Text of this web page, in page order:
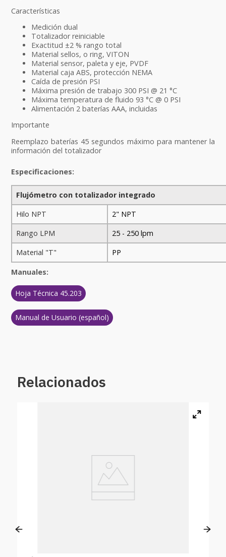
Características
Medición dual
Totalizador reiniciable
Exactitud ±2 % rango total
Material sellos, o ring, VITON
Material sensor, paleta y eje, PVDF
Material caja ABS, protección NEMA
Caída de presión PSI
Máxima presión de trabajo 300 PSI @ 21 °C
Máxima temperatura de fluido 93 °C @ 0 PSI
Alimentación 2 baterías AAA, incluidas
Importante
Reemplazo baterías 45 segundos máximo para mantener la
información del totalizador
Especificaciones:
Flujómetro con totalizador integrado
Hilo NPT
2" NPT
Rango LPM
25 - 250 lpm
Material "T"
PP
Manuales:
Hoja Técnica 45.203
Manual de Usuario (español)
Relacionados